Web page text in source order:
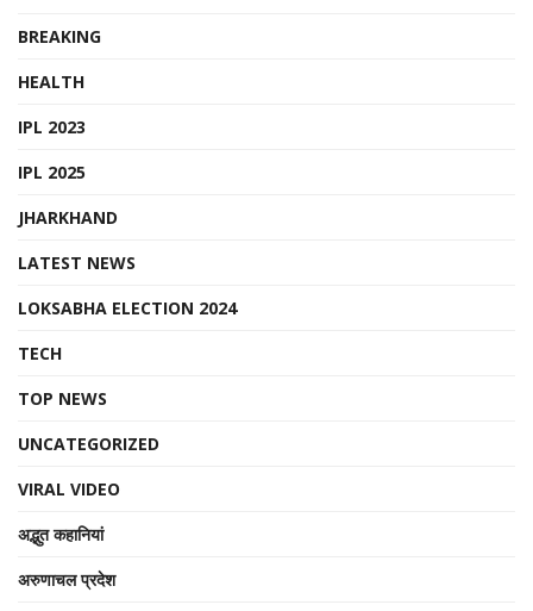
BREAKING
HEALTH
IPL 2023
IPL 2025
JHARKHAND
LATEST NEWS
LOKSABHA ELECTION 2024
TECH
TOP NEWS
UNCATEGORIZED
VIRAL VIDEO
अद्भुत कहानियां
अरुणाचल प्रदेश